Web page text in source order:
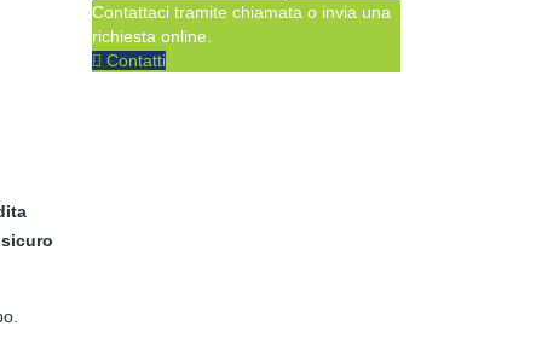
Contattaci tramite chiamata o invia una
richiesta online.
Contatti